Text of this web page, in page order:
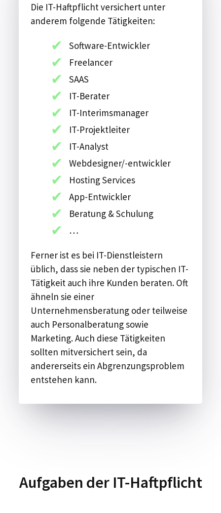
Die IT-Haftpflicht versichert unter
anderem folgende Tätigkeiten:
Software-Entwickler
Freelancer
SAAS
IT-Berater
IT-Interimsmanager
IT-Projektleiter
IT-Analyst
Webdesigner/-entwickler
Hosting Services
App-Entwickler
Beratung & Schulung
…
Ferner ist es bei IT-Dienstleistern
üblich, dass sie neben der typischen IT-
Tätigkeit auch ihre Kunden beraten. Oft
ähneln sie einer
Unternehmensberatung oder teilweise
auch Personalberatung sowie
Marketing. Auch diese Tätigkeiten
sollten mitversichert sein, da
andererseits ein Abgrenzungsproblem
entstehen kann.
Aufgaben der IT-Haftpflicht